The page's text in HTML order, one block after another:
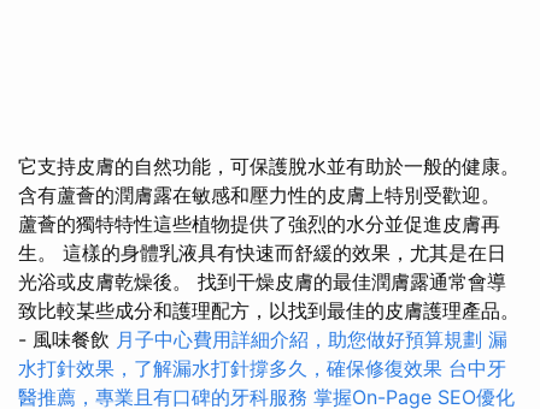
它支持皮膚的自然功能，可保護脫水並有助於一般的健康。
含有蘆薈的潤膚露在敏感和壓力性的皮膚上特別受歡迎。
蘆薈的獨特特性這些植物提供了強烈的水分並促進皮膚再
生。 這樣的身體乳液具有快速而舒緩的效果，尤其是在日
光浴或皮膚乾燥後。 找到干燥皮膚的最佳潤膚露通常會導
致比較某些成分和護理配方，以找到最佳的皮膚護理產品。
- 風味餐飲 月子中心費用詳細介紹，助您做好預算規劃 漏
水打針效果，了解漏水打針撐多久，確保修復效果 台中牙
醫推薦，專業且有口碑的牙科服務 掌握On-Page SEO優化